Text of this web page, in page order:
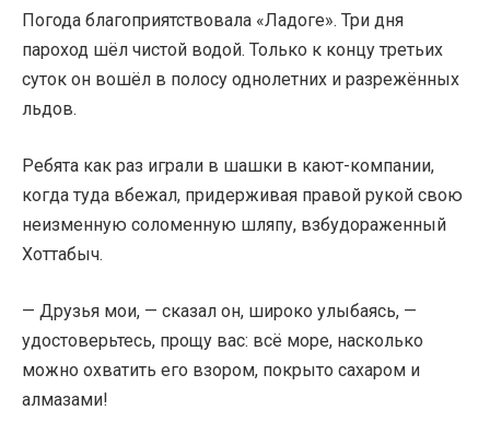
Погода благоприятствовала «Ладоге». Три дня
пароход шёл чистой водой. Только к концу третьих
суток он вошёл в полосу однолетних и разрежённых
льдов.
Ребята как раз играли в шашки в кают-компании,
когда туда вбежал, придерживая правой рукой свою
неизменную соломенную шляпу, взбудораженный
Хоттабыч.
— Друзья мои, — сказал он, широко улыбаясь, —
удостоверьтесь, прощу вас: всё море, насколько
можно охватить его взором, покрыто сахаром и
алмазами!